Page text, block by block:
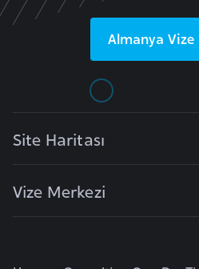
Almanya Vize
Site Haritası
Vize Merkezi
ş
y